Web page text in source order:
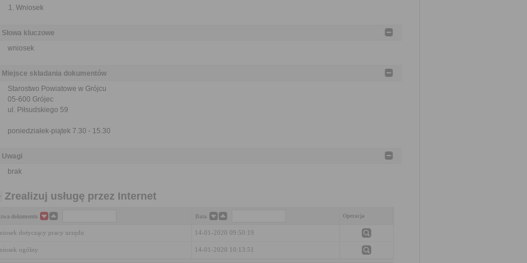
Wniosek
Słowa kluczowe
wniosek
Miejsce składania dokumentów
Starostwo Powiatowe w Grójcu
05-600 Grójec
ul. Piłsudskiego 59
poniedziałek-piątek 7.30 - 15.30
Uwagi
brak
Zrealizuj usługę przez Internet
dokumentu Data Operacja
dotyczący pracy urzędu 14-01-2020 09:50:19
ogólny 14-01-2020 10:13:51